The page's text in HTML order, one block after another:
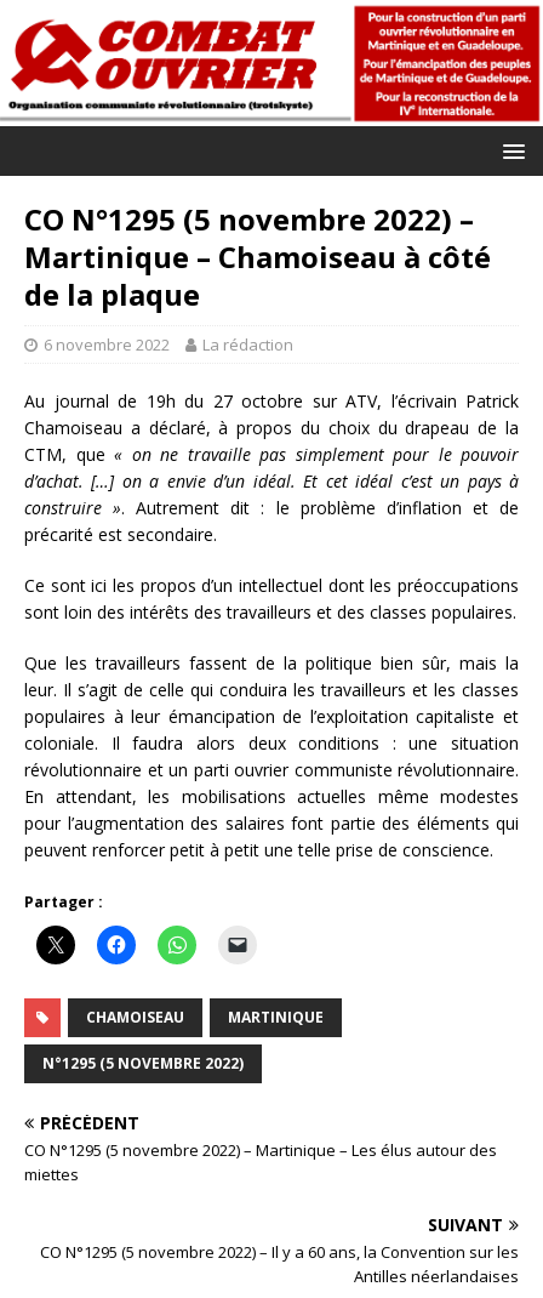
CO N°1295 (5 novembre 2022) –
Martinique – Chamoiseau à côté
de la plaque
6 novembre 2022 La rédaction
Au journal de 19h du 27 octobre sur ATV, l’écrivain Patrick
Chamoiseau a déclaré, à propos du choix du drapeau de la
CTM, que « on ne travaille pas simplement pour le pouvoir
d’achat. […] on a envie d’un idéal. Et cet idéal c’est un pays à
construire ». Autrement dit : le problème d’inflation et de
précarité est secondaire.
Ce sont ici les propos d’un intellectuel dont les préoccupations
sont loin des intérêts des travailleurs et des classes populaires.
Que les travailleurs fassent de la politique bien sûr, mais la
leur. Il s’agit de celle qui conduira les travailleurs et les classes
populaires à leur émancipation de l’exploitation capitaliste et
coloniale. Il faudra alors deux conditions : une situation
révolutionnaire et un parti ouvrier communiste révolutionnaire.
En attendant, les mobilisations actuelles même modestes
pour l’augmentation des salaires font partie des éléments qui
peuvent renforcer petit à petit une telle prise de conscience.
Partager :
CHAMOISEAU MARTINIQUE
N°1295 (5 NOVEMBRE 2022)
PRÉCÉDENT
CO N°1295 (5 novembre 2022) – Martinique – Les élus autour des
miettes
SUIVANT
CO N°1295 (5 novembre 2022) – Il y a 60 ans, la Convention sur les
Antilles néerlandaises